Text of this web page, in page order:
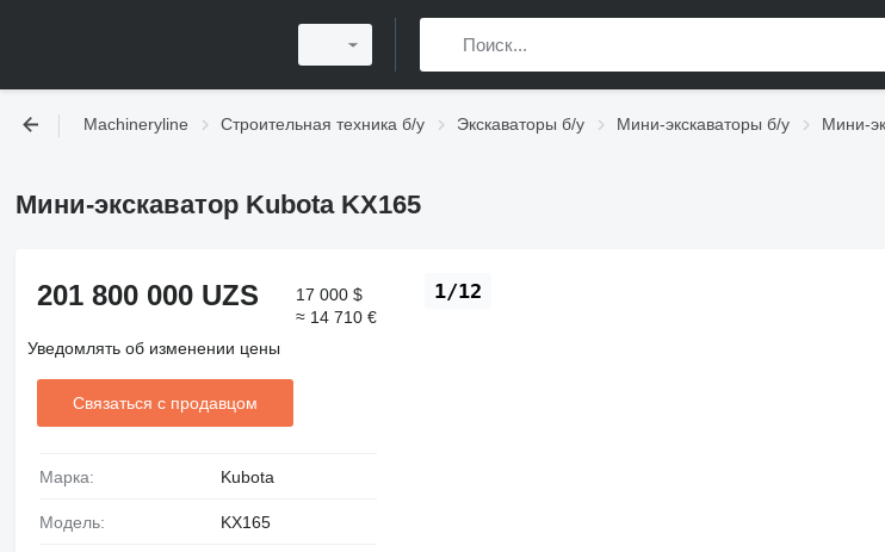
Machineryline Строительная техника б/у Экскаваторы б/у Мини-экскаваторы б/у Мини-
Мини-экскаватор Kubota KX165
1/12
201 800 000 UZS
17 000 $
≈ 14 710 €
Уведомлять об изменении цены
Связаться с продавцом
Марка: Kubota
Модель: KX165